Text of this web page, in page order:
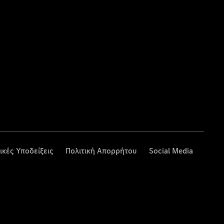
Υποδείξεις Πολιτική Απορρήτου Social Media